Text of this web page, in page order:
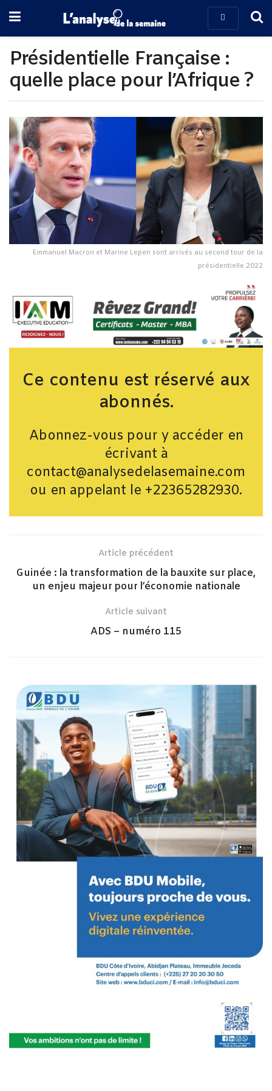
Présidentielle Française :
quelle place pour l’Afrique ?
Emmanuel Macron et Marine Lepen sont arrivés au second tour de la
présidentielle 2022
Ce contenu est réservé aux
abonnés.
Abonnez-vous pour y accéder en
écrivant à
contact@analysedelasemaine.com
ou en appelant le +22365282930.
Article précédent
Guinée : la transformation de la bauxite sur place,
un enjeu majeur pour l’économie nationale
Article suivant
ADS – numéro 115